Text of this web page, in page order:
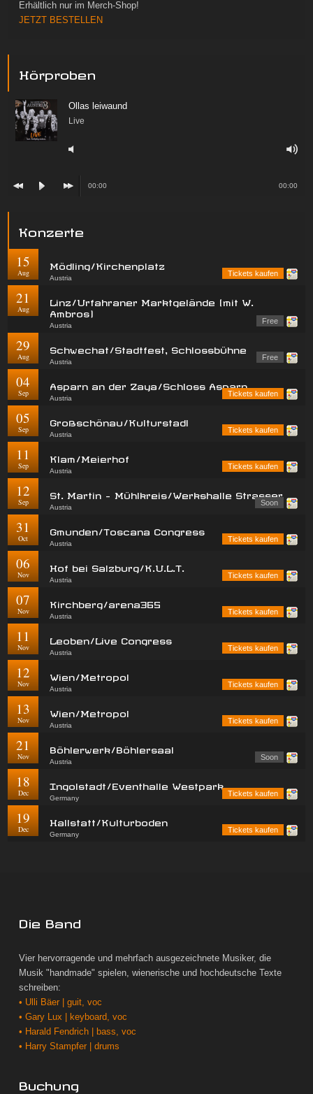
Erhältlich nur im Merch-Shop!
JETZT BESTELLEN
Hörproben
Ollas leiwaund
Live
00:00 00:00
Konzerte
15
Aug
Mödling/Kirchenplatz
Austria
Tickets kaufen
21
Aug
Linz/Urfahraner Marktgelände (mit W.
Ambros)
Austria
Free
29
Aug
Schwechat/Stadtfest, Schlossbühne
Austria
Free
04
Sep
Asparn an der Zaya/Schloss Asparn
Austria
Tickets kaufen
05
Sep
Großschönau/Kulturstadl
Austria
Tickets kaufen
11
Sep
Klam/Meierhof
Austria
Tickets kaufen
12
Sep
St. Martin - Mühlkreis/Werkshalle Strasser
Austria
Soon
31
Oct
Gmunden/Toscana Congress
Austria
Tickets kaufen
06
Nov
Hof bei Salzburg/K.U.L.T.
Austria
Tickets kaufen
07
Nov
Kirchberg/arena365
Austria
Tickets kaufen
11
Nov
Leoben/Live Congress
Austria
Tickets kaufen
12
Nov
Wien/Metropol
Austria
Tickets kaufen
13
Nov
Wien/Metropol
Austria
Tickets kaufen
21
Nov
Böhlerwerk/Böhlersaal
Austria
Soon
18
Dec
Ingolstadt/Eventhalle Westpark
Germany
Tickets kaufen
19
Dec
Hallstatt/Kulturboden
Germany
Tickets kaufen
Die Band
Vier hervorragende und mehrfach ausgezeichnete Musiker, die
Musik "handmade" spielen, wienerische und hochdeutsche Texte
schreiben:
• Ulli Bäer | guit, voc
• Gary Lux | keyboard, voc
• Harald Fendrich | bass, voc
• Harry Stampfer | drums
Buchung